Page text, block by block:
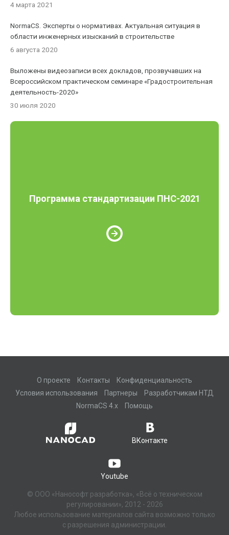
4 марта 2021
NormaCS. Эксперты о нормативах. Актуальная ситуация в
области инженерных изысканий в строительстве
6 августа 2020
Выложены видеозаписи всех докладов, прозвучавших на
Всероссийском практическом семинаре «Градостроительная
деятельность-2020»
30 июля 2020
Программа стандартизации ПНС-2021
О проекте Контакты
Конфиденциальность
Условия использования
Партнеры
Разработчикам НТД
NormaCS 4.x
Помощь
ВКонтакте
Youtube
© ООО «Нанософт разработка», «Всё о техническом
регулировании», 2012 - 2026
Любое использование материалов сайта возможно только
с разрешения администрации.